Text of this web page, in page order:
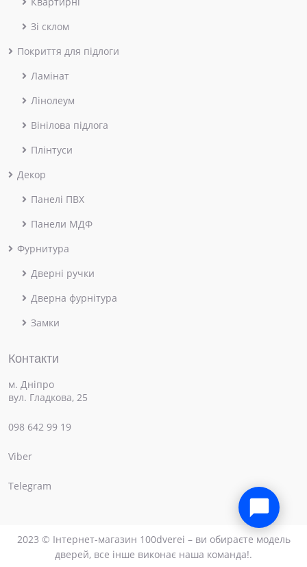
Зі склом
Покриття для підлоги
Ламінат
Лінолеум
Вінілова підлога
Плінтуси
Декор
Панелі ПВХ
Панели МДФ
Фурнитура
Дверні ручки
Дверна фурнітура
Замки
Контакти
м. Дніпро
вул. Гладкова, 25
098 642 99 19
Viber
Telegram
2023 © Інтернет-магазин 100dverei – ви обираєте модель
дверей, все інше виконає наша команда!.